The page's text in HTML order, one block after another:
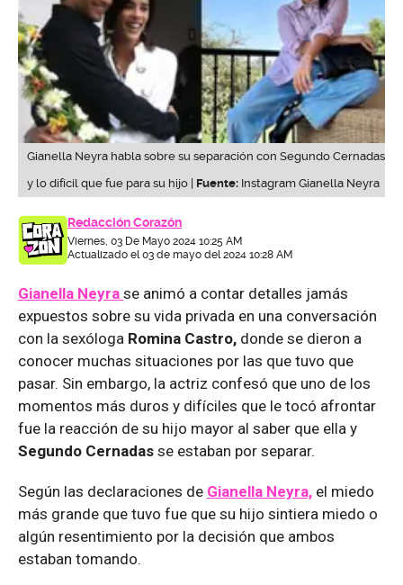
Gianella Neyra habla sobre su separación con Segundo Cernadas
y lo difícil que fue para su hijo | Fuente: Instagram Gianella Neyra
Redacción Corazón
Viernes, 03 De Mayo 2024 10:25 AM
Actualizado el 03 de mayo del 2024 10:28 AM
Gianella Neyra se animó a contar detalles jamás
expuestos sobre su vida privada en una conversación
con la sexóloga Romina Castro, donde se dieron a
conocer muchas situaciones por las que tuvo que
pasar. Sin embargo, la actriz confesó que uno de los
momentos más duros y difíciles que le tocó afrontar
fue la reacción de su hijo mayor al saber que ella y
Segundo Cernadas se estaban por separar.
Según las declaraciones de Gianella Neyra, el miedo
más grande que tuvo fue que su hijo sintiera miedo o
algún resentimiento por la decisión que ambos
estaban tomando.